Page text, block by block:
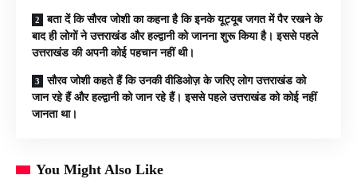
बता दें कि सौरव जोशी का कहना है कि इनके यूट्यूब जगत में पैर रखने के
बाद ही लोगों ने उत्तराखंड और हल्द्वानी को जानना शुरू किया है। इससे पहले
उत्तराखंड की अपनी कोई पहचान नहीं थी।
सौरव जोशी कहते हैं कि उनकी वीडिओज़ के जरिए लोग उत्तराखंड को
जान रहे हैं और हल्द्वानी को जान रहे हैं। इससे पहले उत्तराखंड को कोई नहीं
जानता था।
You Might Also Like